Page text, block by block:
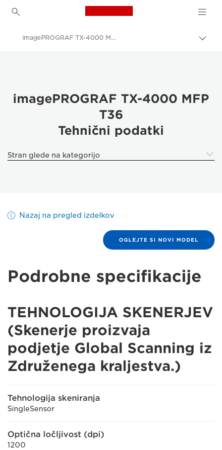
Canon Logo, back to
Poslovni izdelki
High-Quality Large Format Printers for CAD/GIS and Stunning Graphics
imagePROGRAF TX-4000 MFP T36
imagePROGRAF TX-4000 MFP
T36
Tehnični podatki
Stran glede na kategorijo
Nazaj na pregled izdelkov
OGLEJTE SI NOVI MODEL
Podrobne specifikacije
TEHNOLOGIJA SKENERJEV
(Skenerje proizvaja
podjetje Global Scanning iz
Združenega kraljestva.)
Tehnologija skeniranja
SingleSensor
Optična ločljivost (dpi)
1200